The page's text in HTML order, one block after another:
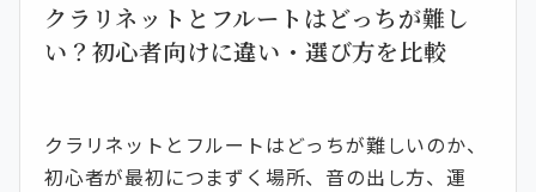
クラリネットとフルートはどっちが難し
い？初心者向けに違い・選び方を比較
クラリネットとフルートはどっちが難しいのか、
初心者が最初につまずく場所、音の出し方、運